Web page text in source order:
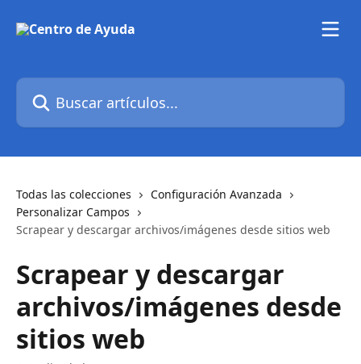
Buscar artículos...
Todas las colecciones
Configuración Avanzada
Personalizar Campos
Scrapear y descargar archivos/imágenes desde sitios web
Scrapear y descargar
archivos/imágenes desde
sitios web